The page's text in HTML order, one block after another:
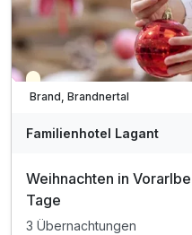
Saisonal verfügbar
Brand, Brandnertal
Familienhotel Lagant
Weihnachten in
Tage
3 Übernachtungen